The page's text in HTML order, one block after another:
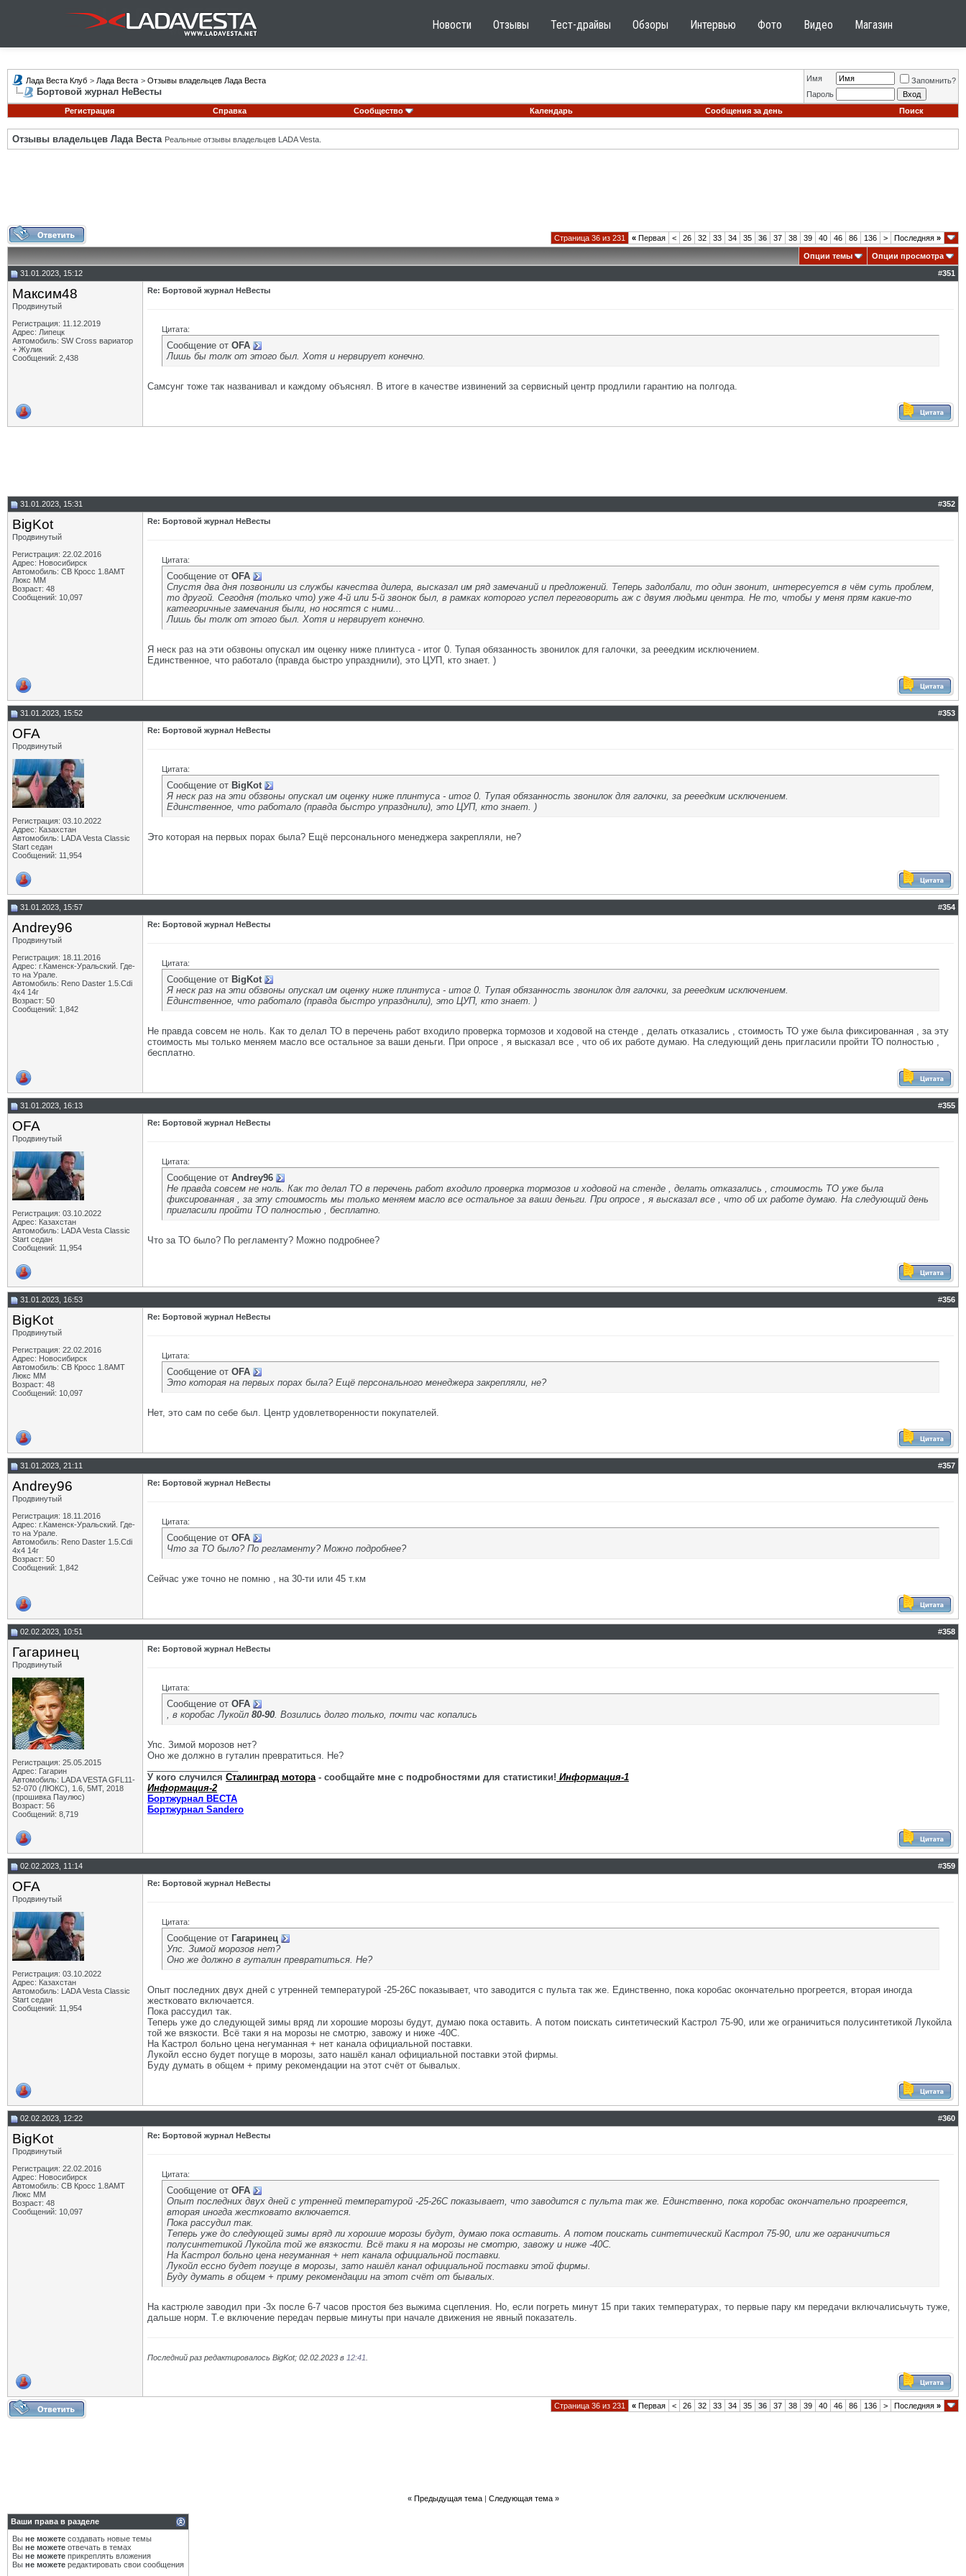
Новости Отзывы Тест-драйвы Обзоры Интервью Фото Видео Магазин
Лада Веста Клуб > Лада Веста > Отзывы владельцев Лада Веста
Бортовой журнал НеВесты
Имя
Запомнить?
Пароль
Регистрация
Справка Сообщество Календарь Сообщения за день Поиск
Отзывы владельцев Лада Веста Реальные отзывы владельцев LADA Vesta.
Страница 36 из 231 « Первая < 26 32 33 34 35 36 37 38 39 40 46 86 136 > Последняя »
Опции темы
Опции просмотра
31.01.2023, 15:12
#351
Максим48
Продвинутый
Регистрация: 11.12.2019
Адрес: Липецк
Автомобиль: SW Cross вариатор
+ Жулик
Сообщений: 2,438
Re: Бортовой журнал НеВесты
Цитата:
Сообщение от OFA
Лишь бы толк от этого был. Хотя и нервирует конечно.
Самсунг тоже так названивал и каждому объяснял. В итоге в качестве извинений за сервисный центр продлили гарантию на полгода.
31.01.2023, 15:31 #352
BigKot
Продвинутый
Регистрация: 22.02.2016
Адрес: Новосибирск
Автомобиль: СВ Кросс 1.8АМТ
Люкс ММ
Возраст: 48
Сообщений: 10,097
Re: Бортовой журнал НеВесты
Цитата:
Сообщение от OFA
Спустя два дня позвонили из службы качества дилера, высказал им ряд замечаний и предложений. Теперь задолбали, то один звонит, интересуется в чём суть проблем,
то другой. Сегодня (только что) уже 4-й или 5-й звонок был, в рамках которого успел переговорить аж с двумя людьми центра. Не то, чтобы у меня прям какие-то
категоричные замечания были, но носятся с ними...
Лишь бы толк от этого был. Хотя и нервирует конечно.
Я неск раз на эти обзвоны опускал им оценку ниже плинтуса - итог 0. Тупая обязанность звонилок для галочки, за рееедким исключением.
Единственное, что работало (правда быстро упразднили), это ЦУП, кто знает. )
31.01.2023, 15:52 #353
OFA
Продвинутый
Регистрация: 03.10.2022
Адрес: Казахстан
Автомобиль: LADA Vesta Classic
Start седан
Сообщений: 11,954
Re: Бортовой журнал НеВесты
Цитата:
Сообщение от BigKot
Я неск раз на эти обзвоны опускал им оценку ниже плинтуса - итог 0. Тупая обязанность звонилок для галочки, за рееедким исключением.
Единственное, что работало (правда быстро упразднили), это ЦУП, кто знает. )
Это которая на первых порах была? Ещё персонального менеджера закрепляли, не?
31.01.2023, 15:57 #354
Andrey96
Продвинутый
Регистрация: 18.11.2016
Адрес: г.Каменск-Уральский. Где-
то на Урале.
Автомобиль: Reno Daster 1.5.Cdi
4х4 14г
Возраст: 50
Сообщений: 1,842
Re: Бортовой журнал НеВесты
Цитата:
Сообщение от BigKot
Я неск раз на эти обзвоны опускал им оценку ниже плинтуса - итог 0. Тупая обязанность звонилок для галочки, за рееедким исключением.
Единственное, что работало (правда быстро упразднили), это ЦУП, кто знает. )
Не правда совсем не ноль. Как то делал ТО в перечень работ входило проверка тормозов и ходовой на стенде , делать отказались , стоимость ТО уже была фиксированная , за эту
стоимость мы только меняем масло все остальное за ваши деньги. При опросе , я высказал все , что об их работе думаю. На следующий день пригласили пройти ТО полностью ,
бесплатно.
31.01.2023, 16:13 #355
OFA
Продвинутый
Регистрация: 03.10.2022
Адрес: Казахстан
Автомобиль: LADA Vesta Classic
Start седан
Сообщений: 11,954
Re: Бортовой журнал НеВесты
Цитата:
Сообщение от Andrey96
Не правда совсем не ноль. Как то делал ТО в перечень работ входило проверка тормозов и ходовой на стенде , делать отказались , стоимость ТО уже была
фиксированная , за эту стоимость мы только меняем масло все остальное за ваши деньги. При опросе , я высказал все , что об их работе думаю. На следующий день
пригласили пройти ТО полностью , бесплатно.
Что за ТО было? По регламенту? Можно подробнее?
31.01.2023, 16:53 #356
BigKot
Продвинутый
Регистрация: 22.02.2016
Адрес: Новосибирск
Автомобиль: СВ Кросс 1.8АМТ
Люкс ММ
Возраст: 48
Сообщений: 10,097
Re: Бортовой журнал НеВесты
Цитата:
Сообщение от OFA
Это которая на первых порах была? Ещё персонального менеджера закрепляли, не?
Нет, это сам по себе был. Центр удовлетворенности покупателей.
31.01.2023, 21:11 #357
Andrey96
Продвинутый
Регистрация: 18.11.2016
Адрес: г.Каменск-Уральский. Где-
то на Урале.
Автомобиль: Reno Daster 1.5.Cdi
4х4 14г
Возраст: 50
Сообщений: 1,842
Re: Бортовой журнал НеВесты
Цитата:
Сообщение от OFA
Что за ТО было? По регламенту? Можно подробнее?
Сейчас уже точно не помню , на 30-ти или 45 т.км
02.02.2023, 10:51 #358
Гагаринец
Продвинутый
Регистрация: 25.05.2015
Адрес: Гагарин
Автомобиль: LADA VESTA GFL11-
52-070 (ЛЮКС), 1.6, 5МТ, 2018
(прошивка Паулюс)
Возраст: 56
Сообщений: 8,719
Re: Бортовой журнал НеВесты
Цитата:
Сообщение от OFA
, в коробас Лукойл 80-90. Возились долго только, почти час копались
Упс. Зимой морозов нет?
Оно же должно в гуталин превратиться. Не?
У кого случился Сталинград мотора- сообщайте мне с подробностями для статистики! Информация-1
Информация-2
Бортжурнал ВЕСТА
Бортжурнал Sandero
02.02.2023, 11:14 #359
OFA
Продвинутый
Регистрация: 03.10.2022
Адрес: Казахстан
Автомобиль: LADA Vesta Classic
Start седан
Сообщений: 11,954
Re: Бортовой журнал НеВесты
Цитата:
Сообщение от Гагаринец
Упс. Зимой морозов нет?
Оно же должно в гуталин превратиться. Не?
Опыт последних двух дней с утренней температурой -25-26С показывает, что заводится с пульта так же. Единственно, пока коробас окончательно прогреется, вторая иногда
жестковато включается.
Пока рассудил так.
Теперь уже до следующей зимы вряд ли хорошие морозы будут, думаю пока оставить. А потом поискать синтетический Кастрол 75-90, или же ограничиться полусинтетикой Лукойла
той же вязкости. Всё таки я на морозы не смотрю, завожу и ниже -40С.
На Кастрол больно цена негуманная + нет канала официальной поставки.
Лукойл ессно будет погуще в морозы, зато нашёл канал официальной поставки этой фирмы.
Буду думать в общем + приму рекомендации на этот счёт от бывалых.
02.02.2023, 12:22 #360
BigKot
Продвинутый
Регистрация: 22.02.2016
Адрес: Новосибирск
Автомобиль: СВ Кросс 1.8АМТ
Люкс ММ
Возраст: 48
Сообщений: 10,097
Re: Бортовой журнал НеВесты
Цитата:
Сообщение от OFA
Опыт последних двух дней с утренней температурой -25-26С показывает, что заводится с пульта так же. Единственно, пока коробас окончательно прогреется,
вторая иногда жестковато включается.
Пока рассудил так.
Теперь уже до следующей зимы вряд ли хорошие морозы будут, думаю пока оставить. А потом поискать синтетический Кастрол 75-90, или же ограничиться
полусинтетикой Лукойла той же вязкости. Всё таки я на морозы не смотрю, завожу и ниже -40С.
На Кастрол больно цена негуманная + нет канала официальной поставки.
Лукойл ессно будет погуще в морозы, зато нашёл канал официальной поставки этой фирмы.
Буду думать в общем + приму рекомендации на этот счёт от бывалых.
На кастрюле заводил при -3х после 6-7 часов простоя без выжима сцепления. Но, если погреть минут 15 при таких температурах, то первые пару км передачи включалисьчуть туже,
дальше норм. Т.е включение передач первые минуты при начале движения не явный показатель.
Последний раз редактировалось BigKot; 02.02.2023 в 12:41
Страница 36 из 231 « Первая < 26 32 33 34 35 36 37 38 39 40 46 86 136 > Последняя »
« Предыдущая тема| Следующая тема »
Ваши права в разделе
Вы не можете создавать новые темы
Вы не можете отвечать в темах
Вы не можете прикреплять вложения
Вы не можете редактировать свои сообщения